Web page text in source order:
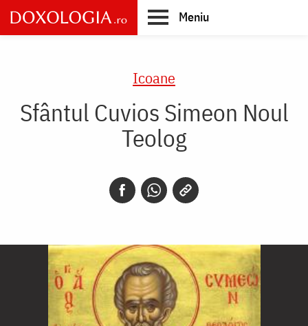
Skip
to
main
Meniu
Icoane
Sfântul Cuvios Simeon Noul
Teolog